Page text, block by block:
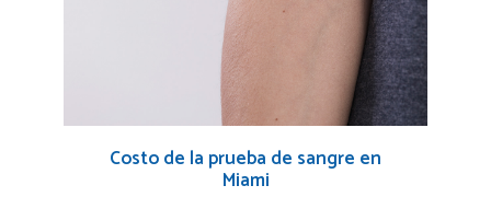
Costo de la prueba de sangre en
Miami